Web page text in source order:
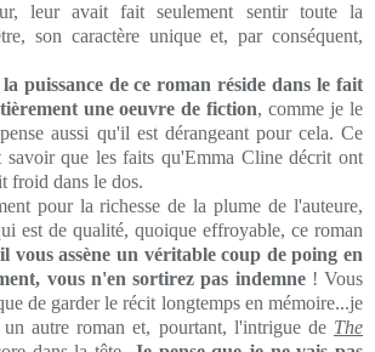
leur avait fait seulement sentir toute la
son caractère unique et, par conséquent,
puissance de ce roman réside dans le fait
une oeuvre de fiction, comme je le
aussi qu'il est dérangeant pour cela. Ce
savoir que les faits qu'Emma Cline décrit ont
froid dans le dos.
pour la richesse de la plume de l'auteure,
est de qualité, quoique effroyable, ce roman
vous assène un véritable coup de poing en
vous n'en sortirez pas indemne! Vous
de garder le récit longtemps en mémoire...je
autre roman et, pourtant, l'intrigue de The